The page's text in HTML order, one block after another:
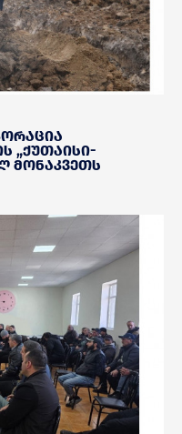
„ქუთაისი-
მონაკვეთს